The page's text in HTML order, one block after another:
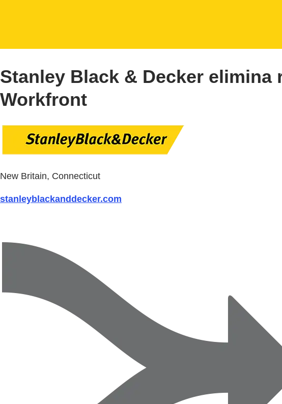
Stanley Black & Decker
Workfront
New Britain, Connecticut
stanleyblackanddecker.com